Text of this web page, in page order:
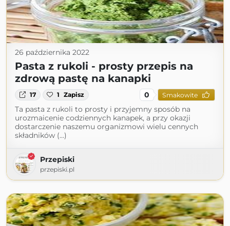
26 października 2022
Pasta z rukoli - prosty przepis na
zdrową pastę na kanapki
17 1 Zapisz 0 Smakowite
Ta pasta z rukoli to prosty i przyjemny sposób na
urozmaicenie codziennych kanapek, a przy okazji
dostarczenie naszemu organizmowi wielu cennych
składników (...)
Przepiski
przepiski.pl